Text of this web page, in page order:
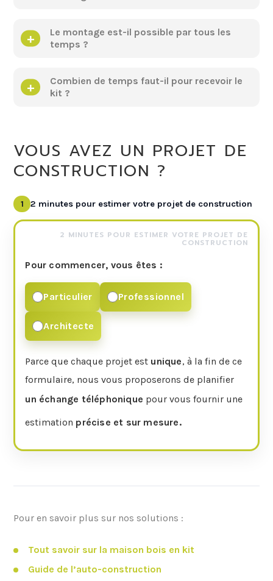
Le montage est-il possible par tous les
temps ?
Combien de temps faut-il pour recevoir le
kit ?
VOUS AVEZ UN PROJET DE
CONSTRUCTION ?
1 2 minutes pour estimer votre projet de construction
2 MINUTES POUR ESTIMER VOTRE PROJET DE
CONSTRUCTION
Pour commencer, vous êtes :
Particulier Professionnel
Architecte
Parce que chaque projet est unique, à la fin de ce
formulaire, nous vous proposerons de planifier
un échange téléphonique pour vous fournir une
estimation précise et sur mesure.
Pour en savoir plus sur nos solutions :
Tout savoir sur la maison bois en kit
Guide de l’auto-construction